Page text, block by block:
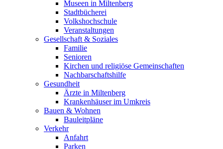
Museen in Miltenberg
Stadtbücherei
Volkshochschule
Veranstaltungen
Gesellschaft & Soziales
Familie
Senioren
Kirchen und religiöse Gemeinschaften
Nachbarschaftshilfe
Gesundheit
Ärzte in Miltenberg
Krankenhäuser im Umkreis
Bauen & Wohnen
Bauleitpläne
Verkehr
Anfahrt
Parken